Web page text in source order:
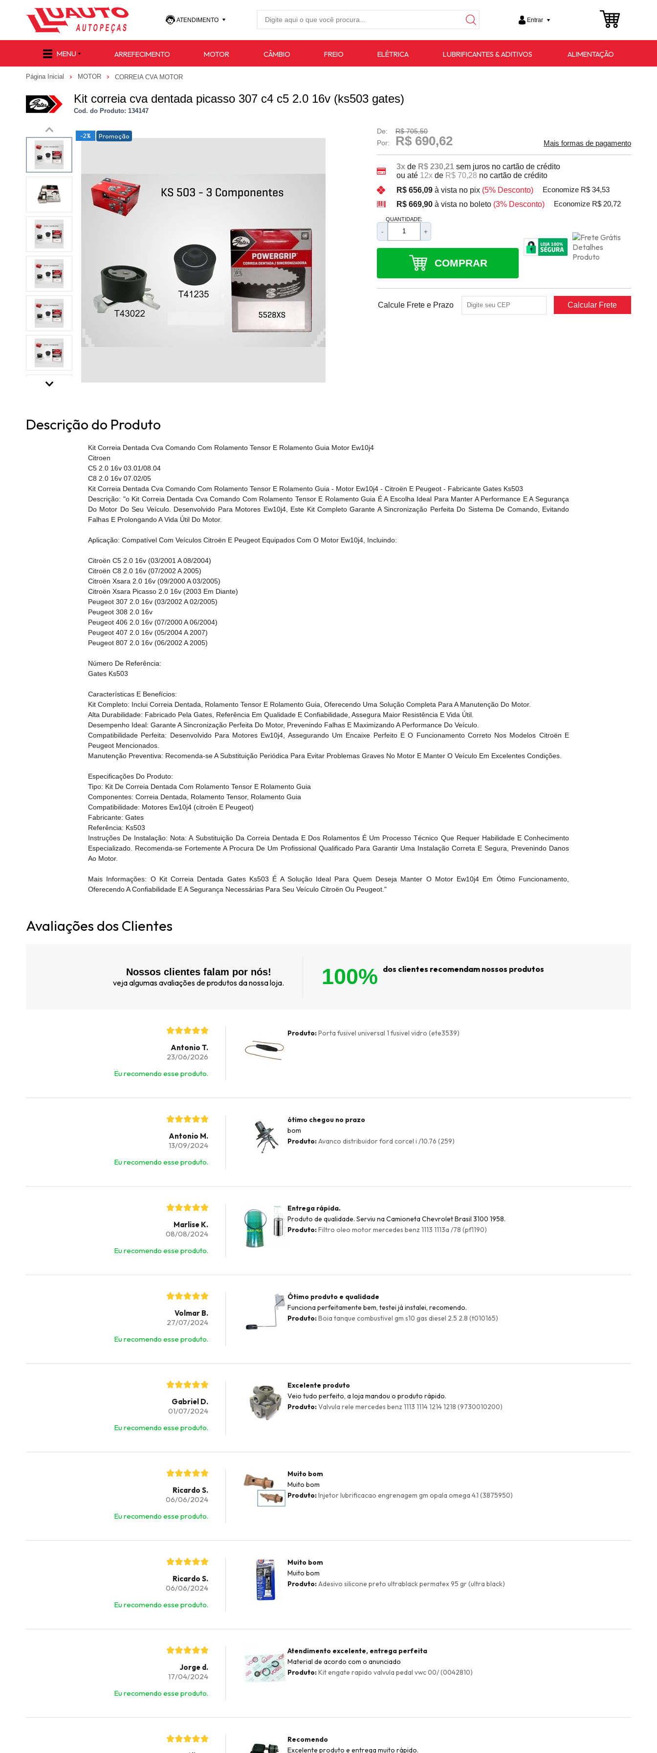
ATENDIMENTO
(47) 3027-4733
Entrar
MENU ARREFECIMENTO MOTOR CÂMBIO FREIO ELÉTRICA LUBRIFICANTES & ADITIVOS ALIMENTAÇÃO
Página Inicial MOTOR CORREIA CVA MOTOR
Kit correia cva dentada picasso 307 c4 c5 2.0 16v (ks503 gates)
Cod. do Produto: 134147
-2% Promoção
De:
R$ 705,50
Por:
R$ 690,62 Mais formas de pagamento
3x de R$ 230,21 sem juros no cartão de crédito
ou até 12x de R$ 70,28 no cartão de crédito
R$ 656,09à vista no pix (5% Desconto) Economize R$ 34,53
R$ 669,90à vista no boleto (3% Desconto) Economize R$ 20,72
QUANTIDADE:
- +
COMPRAR
Calcule Frete e Prazo
Descrição do Produto
Kit Correia Dentada Cva Comando Com Rolamento Tensor E Rolamento Guia Motor Ew10j4
Citroen
C5 2.0 16v 03.01/08.04
C8 2.0 16v 07.02/05
Kit Correia Dentada Cva Comando Com Rolamento Tensor E Rolamento Guia - Motor Ew10j4 - Citroën E Peugeot - Fabricante Gates Ks503
Descrição: "o Kit Correia Dentada Cva Comando Com Rolamento Tensor E Rolamento Guia É A Escolha Ideal Para Manter A Performance E A Segurança
Do Motor Do Seu Veículo. Desenvolvido Para Motores Ew10j4, Este Kit Completo Garante A Sincronização Perfeita Do Sistema De Comando, Evitando
Falhas E Prolongando A Vida Útil Do Motor.
Aplicação: Compatível Com Veículos Citroën E Peugeot Equipados Com O Motor Ew10j4, Incluindo:
Citroën C5 2.0 16v (03/2001 A 08/2004)
Citroën C8 2.0 16v (07/2002 A 2005)
Citroën Xsara 2.0 16v (09/2000 A 03/2005)
Citroën Xsara Picasso 2.0 16v (2003 Em Diante)
Peugeot 307 2.0 16v (03/2002 A 02/2005)
Peugeot 308 2.0 16v
Peugeot 406 2.0 16v (07/2000 A 06/2004)
Peugeot 407 2.0 16v (05/2004 A 2007)
Peugeot 807 2.0 16v (06/2002 A 2005)
Número De Referência:
Gates Ks503
Características E Benefícios:
Kit Completo: Inclui Correia Dentada, Rolamento Tensor E Rolamento Guia, Oferecendo Uma Solução Completa Para A Manutenção Do Motor.
Alta Durabilidade: Fabricado Pela Gates, Referência Em Qualidade E Confiabilidade, Assegura Maior Resistência E Vida Útil.
Desempenho Ideal: Garante A Sincronização Perfeita Do Motor, Prevenindo Falhas E Maximizando A Performance Do Veículo.
Compatibilidade Perfeita: Desenvolvido Para Motores Ew10j4, Assegurando Um Encaixe Perfeito E O Funcionamento Correto Nos Modelos Citroën E
Peugeot Mencionados.
Manutenção Preventiva: Recomenda-se A Substituição Periódica Para Evitar Problemas Graves No Motor E Manter O Veículo Em Excelentes Condições.
Especificações Do Produto:
Tipo: Kit De Correia Dentada Com Rolamento Tensor E Rolamento Guia
Componentes: Correia Dentada, Rolamento Tensor, Rolamento Guia
Compatibilidade: Motores Ew10j4 (citroën E Peugeot)
Fabricante: Gates
Referência: Ks503
Instruções De Instalação: Nota: A Substituição Da Correia Dentada E Dos Rolamentos É Um Processo Técnico Que Requer Habilidade E Conhecimento
Especializado. Recomenda-se Fortemente A Procura De Um Profissional Qualificado Para Garantir Uma Instalação Correta E Segura, Prevenindo Danos
Ao Motor.
Mais Informações: O Kit Correia Dentada Gates Ks503 É A Solução Ideal Para Quem Deseja Manter O Motor Ew10j4 Em Ótimo Funcionamento,
Oferecendo A Confiabilidade E A Segurança Necessárias Para Seu Veículo Citroën Ou Peugeot."
Avaliações dos Clientes
Nossos clientes falam por nós!
veja algumas avaliações de produtos da nossa loja. 100% dos clientes recomendam nossos produtos
Antonio T.
23/06/2026
Eu recomendo esse produto.
Produto:Porta fusivel universal 1 fusivel vidro (ete3539)
Antonio M.
13/09/2024
Eu recomendo esse produto.
ótimo chegou no prazo
bom
Produto:Avanco distribuidor ford corcel i /10.76 (259)
Marlise K.
08/08/2024
Eu recomendo esse produto.
Entrega rápida.
Produto de qualidade. Serviu na Camioneta Chevrolet Brasil 3100 1958.
Produto:Filtro oleo motor mercedes benz 1113 1113a /78 (pf1190)
Volmar B.
27/07/2024
Eu recomendo esse produto.
Ótimo produto e qualidade
Funciona perfeitamente bem, testei já instalei, recomendo.
Produto:Boia tanque combustivel gm s10 gas diesel 2.5 2.8 (t010165)
Gabriel D.
01/07/2024
Eu recomendo esse produto.
Excelente produto
Veio tudo perfeito, a loja mandou o produto rápido.
Produto:Valvula rele mercedes benz 1113 1114 1214 1218 (9730010200)
Ricardo S.
06/06/2024
Eu recomendo esse produto.
Muito bom
Muito bom
Produto:Injetor lubrificacao engrenagem gm opala omega 4.1 (3875950)
Ricardo S.
06/06/2024
Eu recomendo esse produto.
Muito bom
Muito bom
Produto:Adesivo silicone preto ultrablack permatex 95 gr (ultra black)
Jorge d.
17/04/2024
Eu recomendo esse produto.
Atendimento excelente, entrega perfeita
Material de acordo com o anunciado
Produto:Kit engate rapido valvula pedal vwc 00/ (0042810)
Recomendo
Excelente produto e entrega muito rápido.